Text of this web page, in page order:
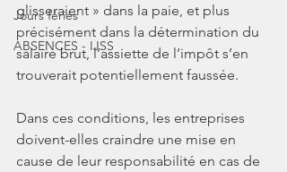
Jours fériés
ABSENCES - IJSS
glisseraient » dans la paie, et plus
précisément dans la détermination du
salaire brut, l’assiette de l’impôt s’en
trouverait potentiellement faussée.
Dans ces conditions, les entreprises
doivent-elles craindre une mise en
cause de leur responsabilité en cas de